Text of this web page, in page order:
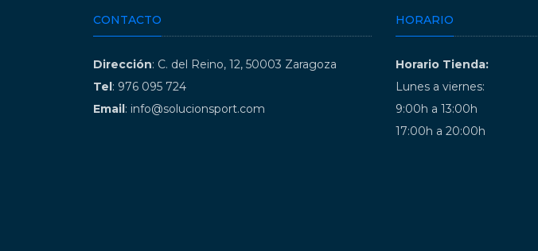
CONTACTO
Dirección: C. del Reino, 12, 50003 Zaragoza
Tel: 976 095 724
Email: info@solucionsport.com
HORARIO
Horario Tienda:
Lunes a viernes:
9:00h a 13:00h
17:00h a 20:00h